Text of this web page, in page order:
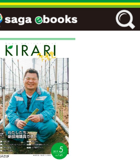
フリーワード
ジャンル
エリア